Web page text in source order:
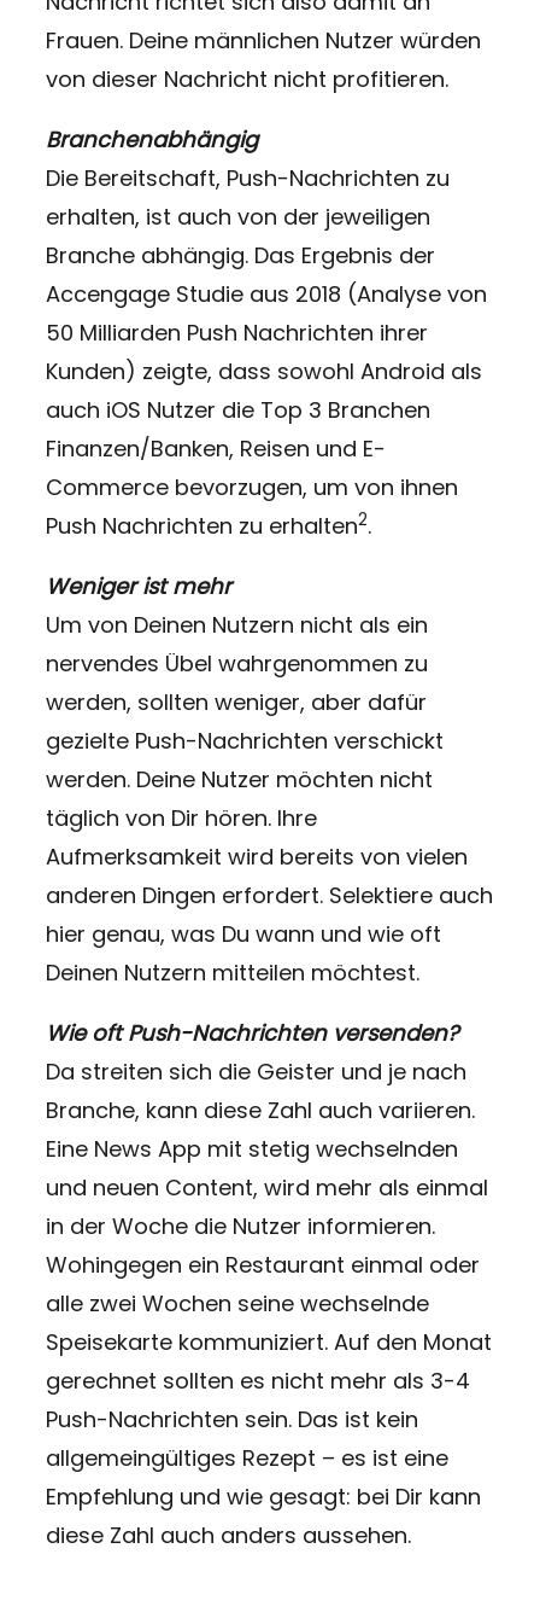
Frauen. Deine männlichen Nutzer würden
von dieser Nachricht nicht profitieren.
Branchenabhängig
Die Bereitschaft, Push-Nachrichten zu
erhalten, ist auch von der jeweiligen
Branche abhängig. Das Ergebnis der
Accengage Studie aus 2018 (Analyse von
50 Milliarden Push Nachrichten ihrer
Kunden) zeigte, dass sowohl Android als
auch iOS Nutzer die Top 3 Branchen
Finanzen/Banken, Reisen und E-
Commerce bevorzugen, um von ihnen
Push Nachrichten zu erhalten2.
Weniger ist mehr
Um von Deinen Nutzern nicht als ein
nervendes Übel wahrgenommen zu
werden, sollten weniger, aber dafür
gezielte Push-Nachrichten verschickt
werden. Deine Nutzer möchten nicht
täglich von Dir hören. Ihre
Aufmerksamkeit wird bereits von vielen
anderen Dingen erfordert. Selektiere auch
hier genau, was Du wann und wie oft
Deinen Nutzern mitteilen möchtest.
Wie oft Push-Nachrichten versenden?
Da streiten sich die Geister und je nach
Branche, kann diese Zahl auch variieren.
Eine News App mit stetig wechselnden
und neuen Content, wird mehr als einmal
in der Woche die Nutzer informieren.
Wohingegen ein Restaurant einmal oder
alle zwei Wochen seine wechselnde
Speisekarte kommuniziert. Auf den Monat
gerechnet sollten es nicht mehr als 3-4
Push-Nachrichten sein. Das ist kein
allgemeingültiges Rezept – es ist eine
Empfehlung und wie gesagt: bei Dir kann
diese Zahl auch anders aussehen.